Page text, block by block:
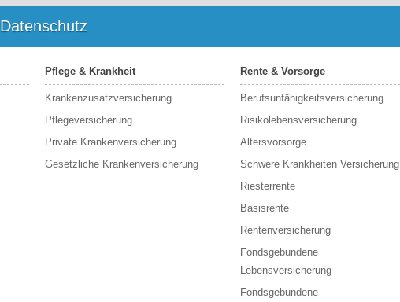
Datenschutz
Pflege & Krankheit
Krankenzusatzversicherung
Pflegeversicherung
Private Krankenversicherung
Gesetzliche Krankenversicherung
Rente & Vorsorge
Berufs­unfähigkeitsversicherung
Risikolebensversicherung
Altersvorsorge
Schwere Krankheiten Versicherung
Riesterrente
Basisrente
Rentenversicherung
Fondsgebundene
Lebensversicherung
Fondsgebundene